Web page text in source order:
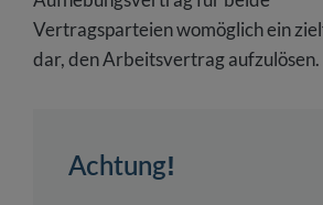
Vertragsparteien womöglich ein
dar, den Arbeitsvertrag aufzulösen.
Achtung!